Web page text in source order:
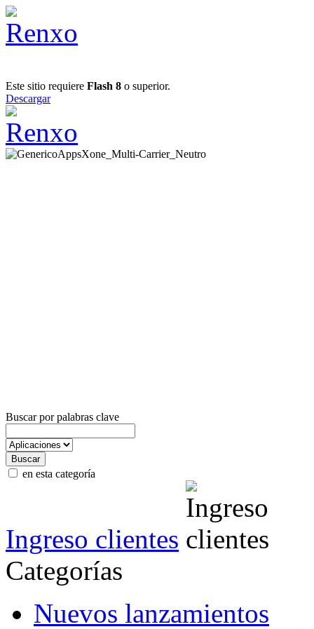
Este sitio requiere Flash 8 o superior.
Descargar
Buscar por palabras clave
en esta categoría
Ingreso clientes
Categorías
Nuevos lanzamientos